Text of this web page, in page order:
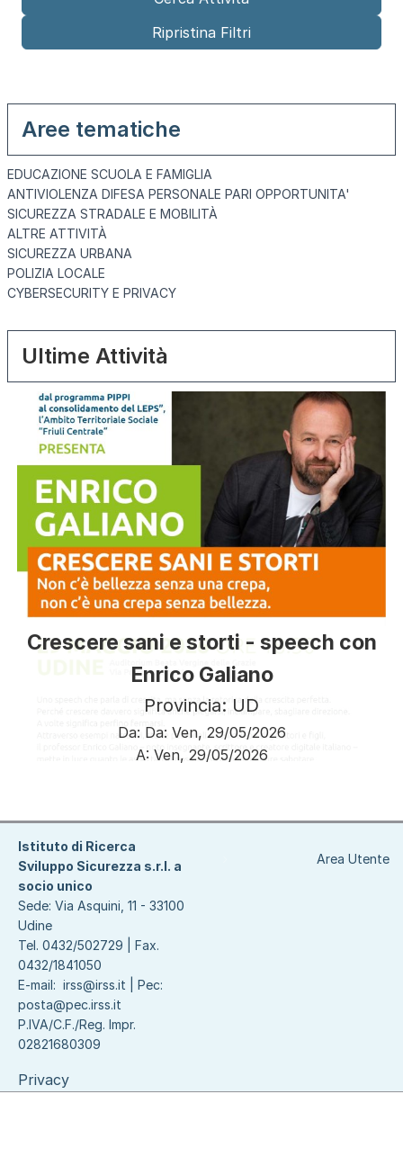
Aree tematiche
EDUCAZIONE SCUOLA E FAMIGLIA
ANTIVIOLENZA DIFESA PERSONALE PARI OPPORTUNITA'
SICUREZZA STRADALE E MOBILITÀ
ALTRE ATTIVITÀ
SICUREZZA URBANA
POLIZIA LOCALE
CYBERSECURITY E PRIVACY
Ultime Attività
Crescere sani e storti - speech con
Enrico Galiano
Provincia: UD
Da: Da: Ven, 29/05/2026
A: Ven, 29/05/2026
Area Utente
Istituto di Ricerca
Sviluppo Sicurezza s.r.l. a
socio unico
Sede: Via Asquini, 11 - 33100
Udine
Tel. 0432/502729 | Fax.
0432/1841050
E-mail: irss@irss.it | Pec:
posta@pec.irss.it
P.IVA/C.F./Reg. Impr.
02821680309
Privacy